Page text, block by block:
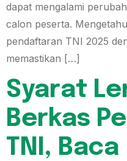
dapat mengalami
calon peserta.
pendaftaran TNI 2025
memastikan […]
Syarat
Berkas
TNI, Baca